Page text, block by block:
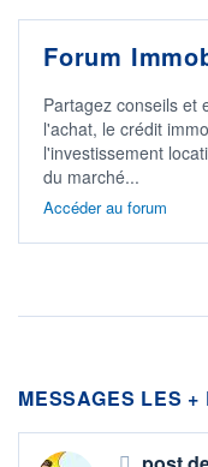
Forum
Partagez conseils et
l'achat, le crédit
l'investissement
du marché...
Accéder au forum
MESSAGES LES +